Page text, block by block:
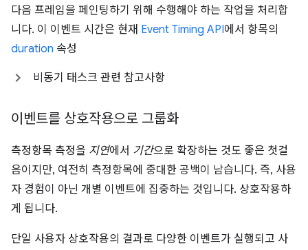
다음 프레임을 페인팅하기 위해 수행해야 하는 작업을 처리합
니다. 이 이벤트 시간은 현재 Event Timing API에서 항목의
duration 속성
비동기 태스크 관련 참고사항
이벤트를 상호작용으로 그룹화
측정항목 측정을 지연에서 기간으로 확장하는 것도 좋은 첫걸
음이지만, 여전히 측정항목에 중대한 공백이 남습니다. 즉, 사용
자 경험이 아닌 개별 이벤트에 집중하는 것입니다. 상호작용하
게 됩니다.
단일 사용자 상호작용의 결과로 다양한 이벤트가 실행되고 사